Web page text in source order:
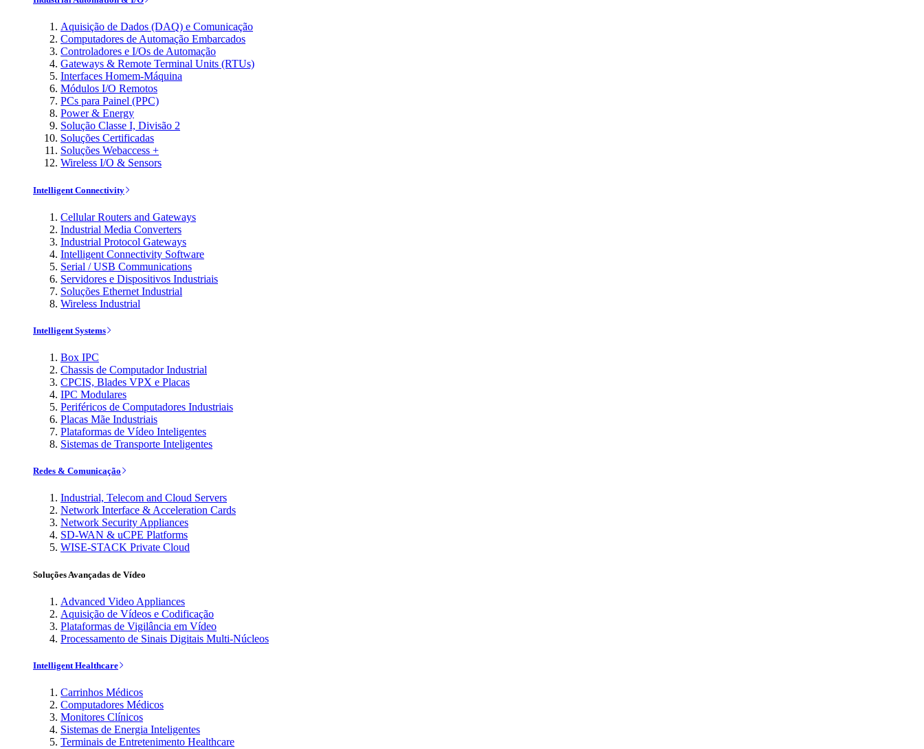
Aquisição de Dados (DAQ) e Comunicação
Computadores de Automação Embarcados
Controladores e I/Os de Automação
Gateways & Remote Terminal Units (RTUs)
Interfaces Homem-Máquina
Módulos I/O Remotos
PCs para Painel (PPC)
Power & Energy
Solução Classe I, Divisão 2
Soluções Certificadas
Soluções Webaccess +
Wireless I/O & Sensors
Intelligent Connectivity
Cellular Routers and Gateways
Industrial Media Converters
Industrial Protocol Gateways
Intelligent Connectivity Software
Serial / USB Communications
Servidores e Dispositivos Industriais
Soluções Ethernet Industrial
Wireless Industrial
Intelligent Systems
Box IPC
Chassis de Computador Industrial
CPCIS, Blades VPX e Placas
IPC Modulares
Periféricos de Computadores Industriais
Placas Mãe Industriais
Plataformas de Vídeo Inteligentes
Sistemas de Transporte Inteligentes
Redes & Comunicação
Industrial, Telecom and Cloud Servers
Network Interface & Acceleration Cards
Network Security Appliances
SD-WAN & uCPE Platforms
WISE-STACK Private Cloud
Soluções Avançadas de Vídeo
Advanced Video Appliances
Aquisição de Vídeos e Codificação
Plataformas de Vigilância em Vídeo
Processamento de Sinais Digitais Multi-Núcleos
Intelligent Healthcare
Carrinhos Médicos
Computadores Médicos
Monitores Clínicos
Sistemas de Energia Inteligentes
Terminais de Entretenimento Healthcare